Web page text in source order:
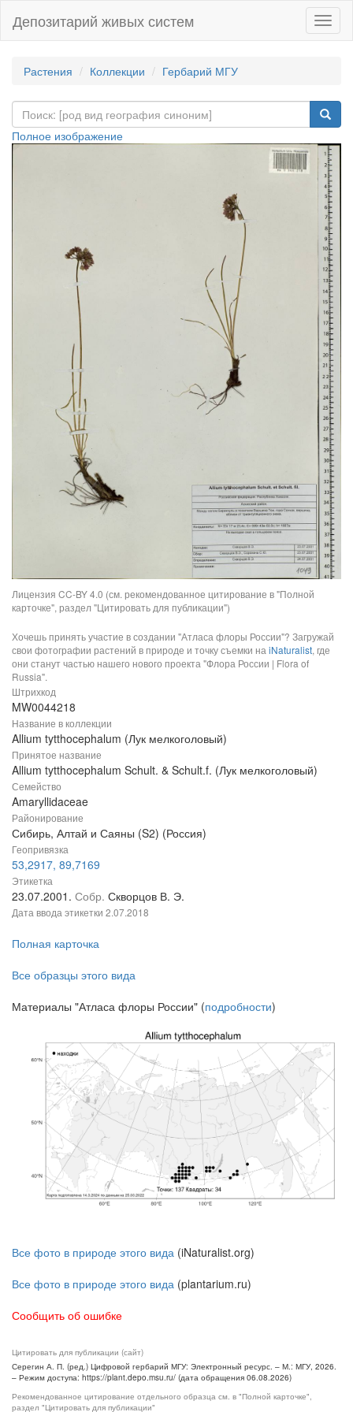
Депозитарий живых систем
Растения Коллекции Гербарий МГУ
Полное изображение
Лицензия CC-BY 4.0 (см. рекомендованное цитирование в "Полной
карточке", раздел "Цитировать для публикации")
Хочешь принять участие в создании "Атласа флоры России"? Загружай
свои фотографии растений в природе и точку съемки на iNaturalist, где
они станут частью нашего нового проекта "Флора России | Flora of
Russia".
Штрихкод
MW0044218
Название в коллекции
Allium tytthocephalum (Лук мелкоголовый)
Принятое название
Allium tytthocephalum Schult. & Schult.f. (Лук мелкоголовый)
Семейство
Amaryllidaceae
Районирование
Сибирь, Алтай и Саяны (S2) (Россия)
Геопривязка
53,2917, 89,7169
Этикетка
23.07.2001. Собр. Скворцов В. Э.
Дата ввода этикетки 2.07.2018
Полная карточка
Все образцы этого вида
Материалы "Атласа флоры России" (подробности)
Все фото в природе этого вида (iNaturalist.org)
Все фото в природе этого вида (plantarium.ru)
Сообщить об ошибке
Цитировать для публикации (сайт)
Серегин А. П. (ред.) Цифровой гербарий МГУ: Электронный ресурс. – М.: МГУ, 2026.
– Режим доступа: https://plant.depo.msu.ru/ (дата обращения 06.08.2026)
Рекомендованное цитирование отдельного образца см. в "Полной карточке",
раздел "Цитировать для публикации"